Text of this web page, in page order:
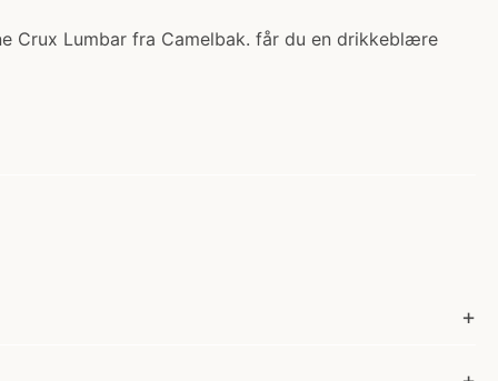
Crux Lumbar fra Camelbak. får du en drikkeblære